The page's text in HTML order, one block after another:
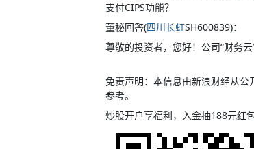
支付CIPS功能？
董秘回答(四川长虹SH600839)：
尊敬的投资者，您好！公司“财务
免责声明：本信息由新浪财经从
参考。
炒股开户享福利，入金抽188元红